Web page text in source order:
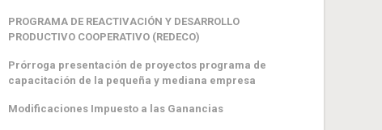
PROGRAMA DE REACTIVACIÓN Y DESARROLLO
PRODUCTIVO COOPERATIVO (REDECO)
Prórroga presentación de proyectos programa de
capacitación de la pequeña y mediana empresa
Modificaciones Impuesto a las Ganancias